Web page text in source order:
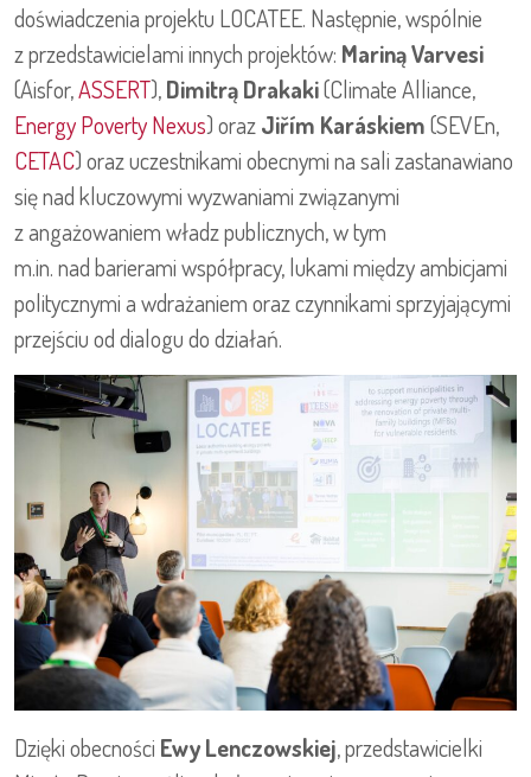
doświadczenia projektu LOCATEE. Następnie, wspólnie
z przedstawicielami innych projektów: Mariną Varvesi
(Aisfor,ASSERT),Dimitrą Drakaki(Climate Alliance,
Energy Poverty Nexus) orazJiřím Karáskiem(SEVEn,
CETAC) oraz uczestnikami obecnymi na sali zastanawiano
się nad kluczowymi wyzwaniami związanymi
z angażowaniem władz publicznych, w tym
m.in. nad barierami współpracy, lukami między ambicjami
politycznymi a wdrażaniem oraz czynnikami sprzyjającymi
przejściu od dialogu do działań.
Dzięki obecności Ewy Lenczowskiej, przedstawicielki